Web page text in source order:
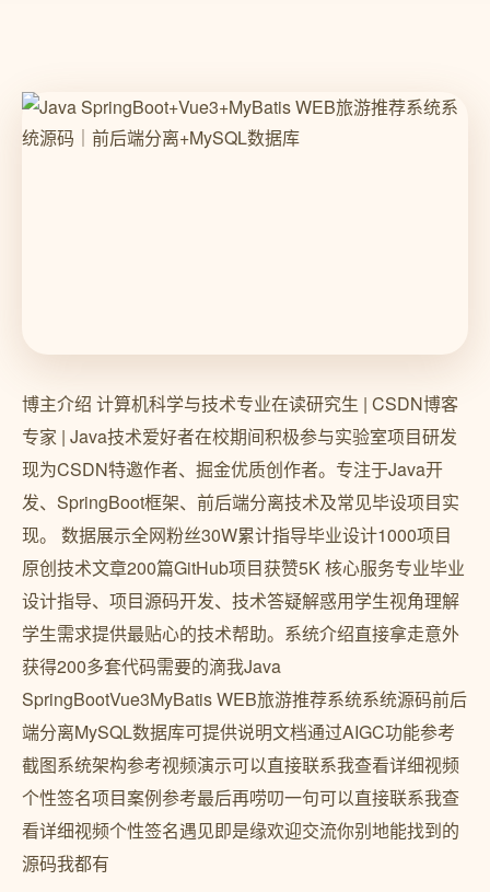
博主介绍 计算机科学与技术专业在读研究生 | CSDN博客
专家 | Java技术爱好者在校期间积极参与实验室项目研发
现为CSDN特邀作者、掘金优质创作者。专注于Java开
发、SpringBoot框架、前后端分离技术及常见毕设项目实
现。 数据展示全网粉丝30W累计指导毕业设计1000项目
原创技术文章200篇GitHub项目获赞5K 核心服务专业毕业
设计指导、项目源码开发、技术答疑解惑用学生视角理解
学生需求提供最贴心的技术帮助。系统介绍直接拿走意外
获得200多套代码需要的滴我Java
SpringBootVue3MyBatis WEB旅游推荐系统系统源码前后
端分离MySQL数据库可提供说明文档通过AIGC功能参考
截图系统架构参考视频演示可以直接联系我查看详细视频
个性签名项目案例参考最后再唠叨一句可以直接联系我查
看详细视频个性签名遇见即是缘欢迎交流你别地能找到的
源码我都有